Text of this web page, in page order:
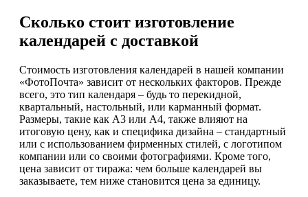
Сколько стоит изготовление
календарей с доставкой
Стоимость изготовления календарей в нашей компании
«ФотоПочта» зависит от нескольких факторов. Прежде
всего, это тип календаря – будь то перекидной,
квартальный, настольный, или карманный формат.
Размеры, такие как А3 или А4, также влияют на
итоговую цену, как и специфика дизайна – стандартный
или с использованием фирменных стилей, с логотипом
компании или со своими фотографиями. Кроме того,
цена зависит от тиража: чем больше календарей вы
заказываете, тем ниже становится цена за единицу.